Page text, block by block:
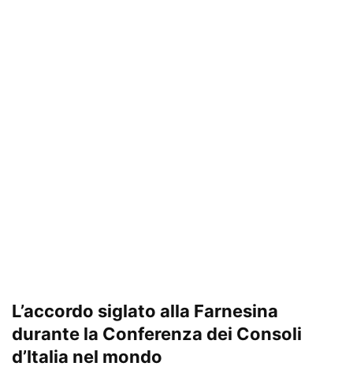
L’accordo siglato alla Farnesina
durante la Conferenza dei Consoli
d’Italia nel mondo